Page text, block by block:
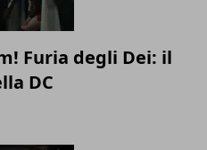
Furia degli Dei: il
DC